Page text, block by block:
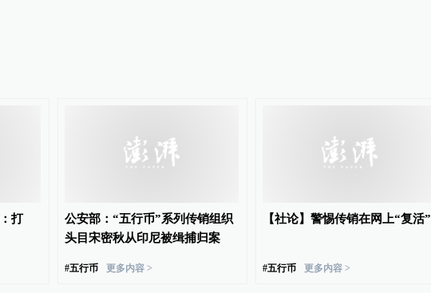
打
公安部：“五行币”系列传销组织
头目宋密秋从印尼被缉捕归案
#五行币 更多内容 >
【社论】警惕传销在网上“复活”
#五行币 更多内容 >